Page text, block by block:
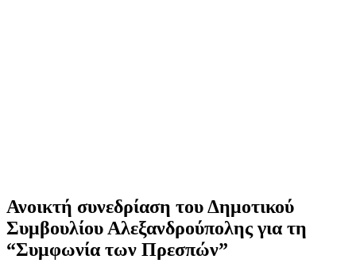
Ανοικτή συνεδρίαση του Δημοτικού
Συμβουλίου Αλεξανδρούπολης για τη
“Συμφωνία των Πρεσπών”